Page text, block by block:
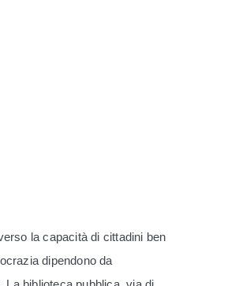
la capacità di cittadini ben
dipendono da